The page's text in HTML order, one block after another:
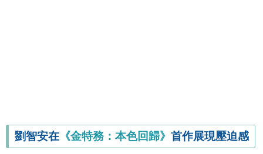
劉智安在 《金特務：本色回歸》 首作展現壓迫感